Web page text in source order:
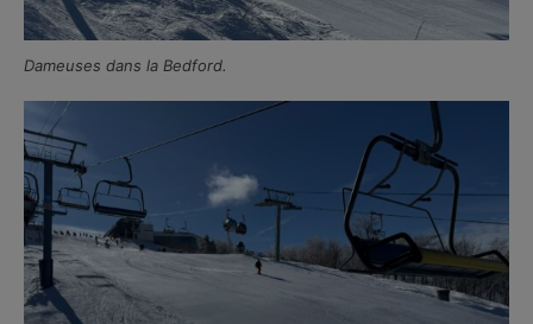
Dameuses dans la Bedford.